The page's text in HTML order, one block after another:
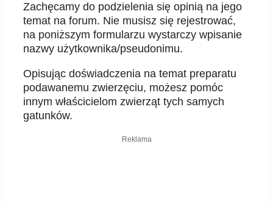
Zachęcamy do podzielenia się opinią na jego
temat na forum. Nie musisz się rejestrować,
na poniższym formularzu wystarczy wpisanie
nazwy użytkownika/pseudonimu.
Opisując doświadczenia na temat preparatu
podawanemu zwierzęciu, możesz pomóc
innym właścicielom zwierząt tych samych
gatunków.
Reklama